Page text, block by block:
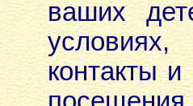
ваших
условиях,
контакты и